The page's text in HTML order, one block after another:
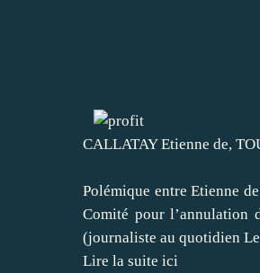
CALLATAY Etienne de,
Polémique entre Etienne
Comité pour l’annulation
(journaliste au quotidien
Lire la suite ici